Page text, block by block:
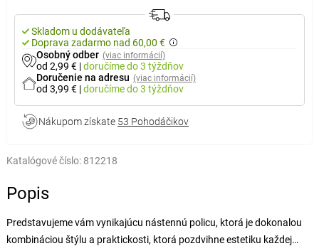
Skladom u dodávateľa
Doprava zadarmo nad 60,00 €
Osobný odber (viac informácií)
od 2,99 € |doručímedo 3 týždňov
Doručenie na adresu (viac informácií)
od 3,99 € |doručímedo 3 týždňov
Nákupom získate 53 Pohodáčikov
Katalógové číslo: 812218
Popis
Predstavujeme vám vynikajúcu nástennú policu, ktorá je dokonalou
kombináciou štýlu a praktickosti, ktorá pozdvihne estetiku každej